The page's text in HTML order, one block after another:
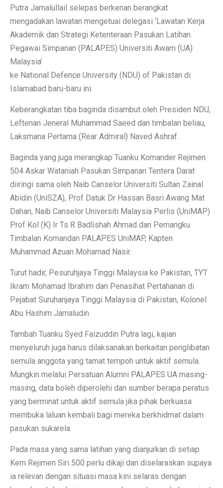
Putra Jamalullail selepas berkenan berangkat
mengadakan lawatan mengetuai delegasi ‘Lawatan Kerja
Akademik dan Strategi Ketenteraan Pasukan Latihan
Pegawai Simpanan (PALAPES) Universiti Awam (UA)
Malaysia’
ke National Defence University (NDU) of Pakistan di
Islamabad baru-baru ini.
Keberangkatan tiba baginda disambut oleh Presiden NDU,
Leftenan Jeneral Muhammad Saeed dan timbalan beliau,
Laksmana Pertama (Rear Admiral) Naved Ashraf.
Baginda yang juga merangkap Tuanku Komander Rejimen
504 Askar Wataniah Pasukan Simpanan Tentera Darat
diiringi sama oleh Naib Canselor Universiti Sultan Zainal
Abidin (UniSZA), Prof Datuk Dr Hassan Basri Awang Mat
Dahan, Naib Canselor Universiti Malaysia Perlis (UniMAP)
Prof Kol (K) Ir Ts R Badlishah Ahmad dan Pemangku
Timbalan Komandan PALAPES UniMAP, Kapten
Muhammad Azuan Mohamad Nasir.
Turut hadir, Pesuruhjaya Tinggi Malaysia ke Pakistan, TYT
Ikram Mohamad Ibrahim dan Penasihat Pertahanan di
Pejabat Suruhanjaya Tinggi Malaysia di Pakistan, Kolonel
Abu Hashim Jamaludin.
Tambah Tuanku Syed Faizuddin Putra lagi, kajian
menyeluruh juga harus dilaksanakan berkaitan penglibatan
semula anggota yang tamat tempoh untuk aktif semula.
Mungkin melalui Persatuan Alumni PALAPES UA masing-
masing, data boleh diperolehi dan sumber berapa peratus
yang berminat untuk aktif semula jika pihak berkuasa
membuka laluan kembali bagi mereka berkhidmat dalam
pasukan sukarela.
Pada masa yang sama latihan yang dianjurkan di setiap
Kem Rejimen Siri 500 perlu dikaji dan diselaraskan supaya
ia relevan dengan situasi masa kini selaras dengan